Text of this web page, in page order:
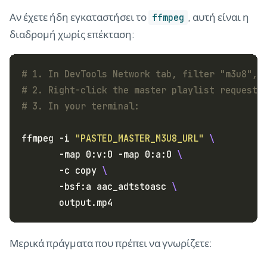
Αν έχετε ήδη εγκαταστήσει το ffmpeg , αυτή είναι η
διαδρομή χωρίς επέκταση:
# 1. In DevTools Network tab, filter "m3u8",
# 2. Right-click the master playlist request →
# 3. In your terminal:
ffmpeg -i "PASTED_MASTER_M3U8_URL"
       -map 0:v:0 -map 0:a:0
       -c copy
       -bsf:a aac_adtstoasc
Μερικά πράγματα που πρέπει να γνωρίζετε: